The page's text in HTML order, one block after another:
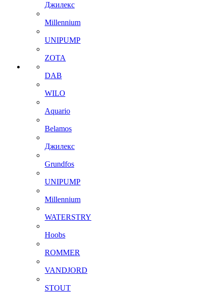
Джилекс
Millennium
UNIPUMP
ZOTA
DAB
WILO
Aquario
Belamos
Джилекс
Grundfos
UNIPUMP
Millennium
WATERSTRY
Hoobs
ROMMER
VANDJORD
STOUT